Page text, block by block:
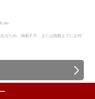
るため、掲載不可、または掲載までにお時